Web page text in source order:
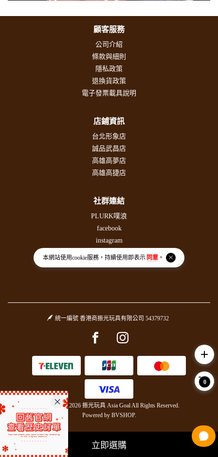
本網站使用cookie服務，持續使用即表示 同意。
立即選購
顧客服務
公司介紹
條款與細則
隱私政策
退換貨政策
電子發票載具說明
店鋪資訊
台北形象店
誠品武昌店
高雄高夢店
高雄高捷店
社群連結
PLURK噗浪
facebook
instagram
threads
統一編號 香港商振光玩具有限公司 54379732
Facebook pageInstagram page
Copyright © 2026 振光玩具 Asia Goal All Rights Reserved.
Powered by BVSHOP.
add
0